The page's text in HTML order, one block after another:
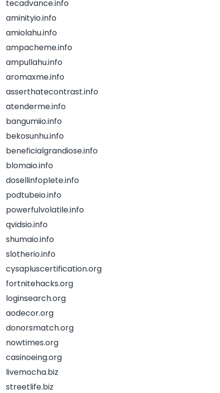
tecadvance.info
aminityio.info
amiolahu.info
ampacheme.info
ampullahu.info
aromaxme.info
asserthatecontrast.info
atenderme.info
bangumiio.info
bekosunhu.info
beneficialgrandiose.info
blomaio.info
dosellinfoplete.info
podtubeio.info
powerfulvolatile.info
qvidsio.info
shumaio.info
slotherio.info
cysapluscertification.org
fortnitehacks.org
loginsearch.org
aodecor.org
donorsmatch.org
nowtimes.org
casinoeing.org
livemocha.biz
streetlife.biz